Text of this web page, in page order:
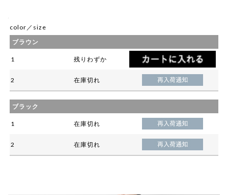
color／size
ブラウン
1 残りわずか
2 在庫切れ
ブラック
1 在庫切れ
2 在庫切れ